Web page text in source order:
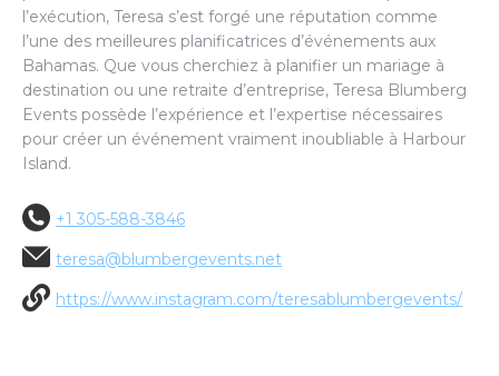
l’exécution, Teresa s’est forgé une réputation comme
l’une des meilleures planificatrices d’événements aux
Bahamas. Que vous cherchiez à planifier un mariage à
destination ou une retraite d’entreprise, Teresa Blumberg
Events possède l’expérience et l’expertise nécessaires
pour créer un événement vraiment inoubliable à Harbour
Island.
+1 305-588-3846
teresa@blumbergevents.net
https://www.instagram.com/teresablumbergevents/